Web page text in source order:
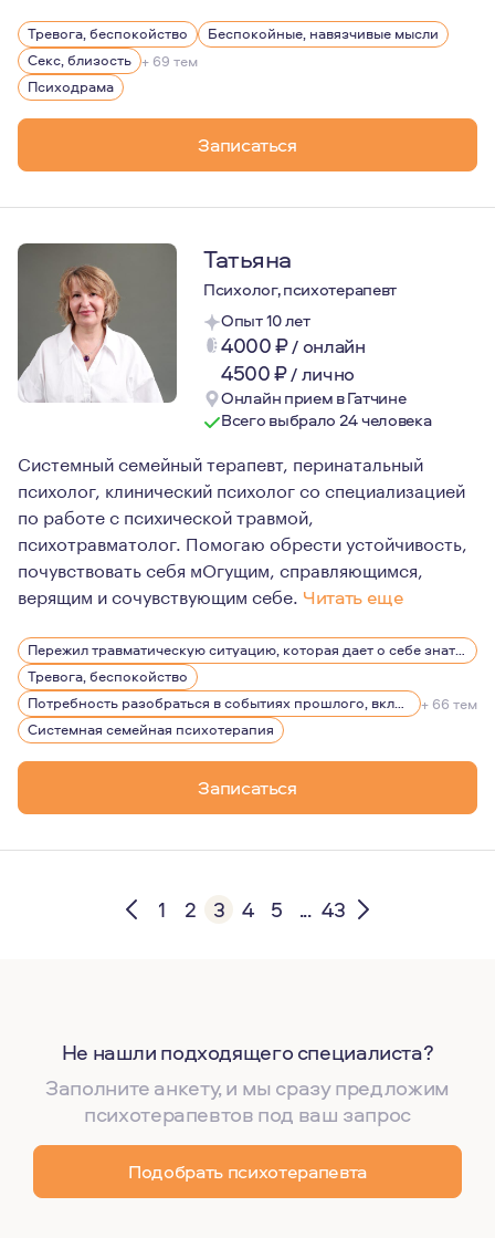
У меня есть тг-канал и подкаст “А это
Я люблю замечать красивое в простом, делать
Коллекционирую хорошую детскую литературу.
Тревога, беспокойство
Беспокойные, навязчивые мысли
Секс, близость + 69 тем
Психодрама
Записаться
Татьяна
Психолог, психотерапевт
Опыт 10 лет
4000₽/ онлайн
4500₽/лично
Онлайн прием в Гатчине
Всего выбрало 24 человека
Системный семейный терапевт, перинатальный
психолог, клинический психолог со специализацией
по работе с психической травмой,
психотравматолог. Помогаю обрести устойчивость,
почувствовать себя мОгущим, справляющимся,
верящим и сочувствующим себе. Читать еще
Человеческое-это важная составляющая моей
Психология является важной частью моей жизни и
Пережил травматическую ситуацию, которая дает о себе знать, беспокоит, вызывает эмоции
Тревога, беспокойство
Потребность разобраться в событиях прошлого, включая детство
+ 66 тем
Системная семейная психотерапия
Записаться
1 2 3 4 5 ... 43
Не нашли подходящего специалиста?
Заполните анкету, и мы сразу предложим
психотерапевтов под ваш запрос
Подобрать психотерапевта